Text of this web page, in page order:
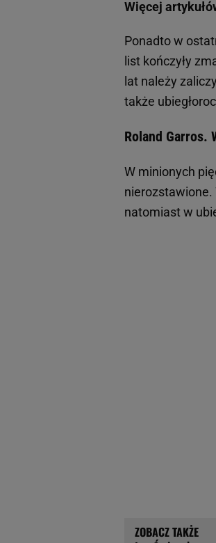
Więcej
Ponadto w
list kończyły
lat należy
także
Roland Garros.
W minionych
nierozstawione.
natomiast w